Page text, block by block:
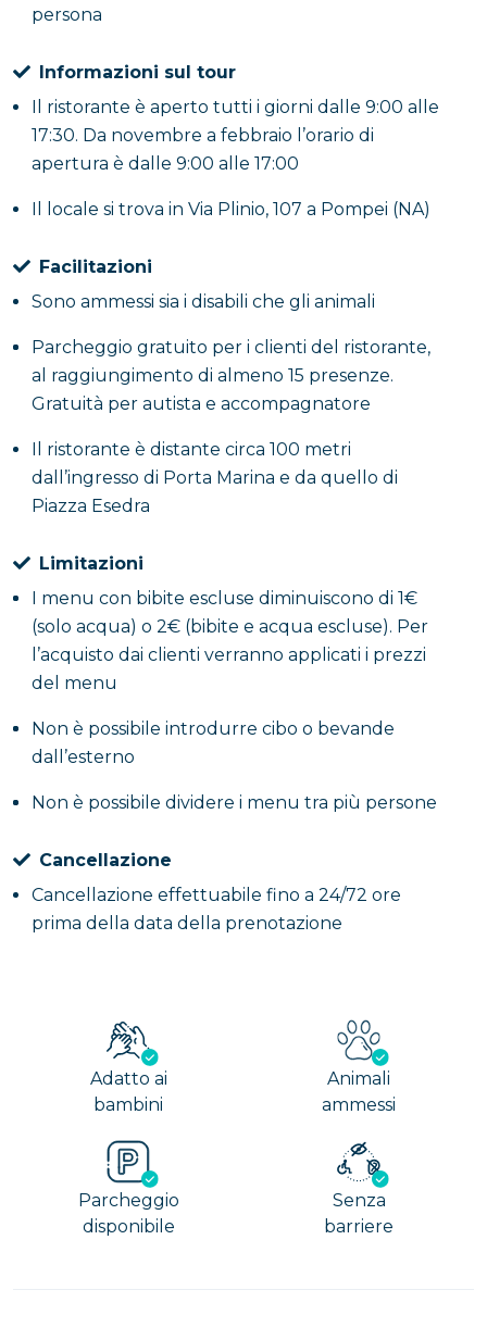
persona
Informazioni sul tour
Il ristorante è aperto tutti i giorni dalle 9:00 alle
17:30. Da novembre a febbraio l’orario di
apertura è dalle 9:00 alle 17:00
Il locale si trova in Via Plinio, 107 a Pompei (NA)
Facilitazioni
Sono ammessi sia i disabili che gli animali
Parcheggio gratuito per i clienti del ristorante,
al raggiungimento di almeno 15 presenze.
Gratuità per autista e accompagnatore
Il ristorante è distante circa 100 metri
dall’ingresso di Porta Marina e da quello di
Piazza Esedra
Limitazioni
I menu con bibite escluse diminuiscono di 1€
(solo acqua) o 2€ (bibite e acqua escluse). Per
l’acquisto dai clienti verranno applicati i prezzi
del menu
Non è possibile introdurre cibo o bevande
dall’esterno
Non è possibile dividere i menu tra più persone
Cancellazione
Cancellazione effettuabile fino a 24/72 ore
prima della data della prenotazione
Adatto ai
bambini
Animali
ammessi
Parcheggio
disponibile
Senza
barriere